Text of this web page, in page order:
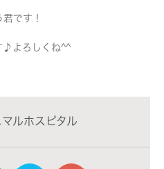
です！
♪よろしくね^^
ルホスピタル